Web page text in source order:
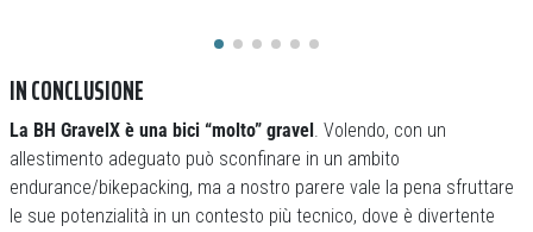
IN CONCLUSIONE
La BH GravelX è una bici “molto” gravel . Volendo, con un
allestimento adeguato può sconfinare in un ambito
endurance/bikepacking, ma a nostro parere vale la pena sfruttare
le sue potenzialità in un contesto più tecnico, dove è divertente